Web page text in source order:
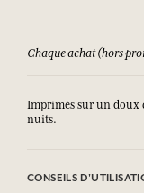
Chaque achat (hors
Imprimés sur un doux
nuits.
CONSEILS